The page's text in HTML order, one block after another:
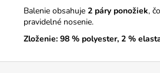
Balenie obsahuje 2 páry ponožiek,
pravidelné nosenie.
Zloženie: 98 % polyester, 2 %